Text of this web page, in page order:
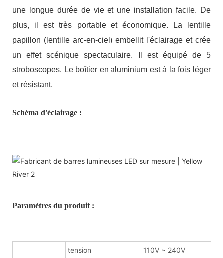
une longue durée de vie et une installation facile. De
plus, il est très portable et économique. La lentille
papillon (lentille arc-en-ciel) embellit l'éclairage et crée
un effet scénique spectaculaire. Il est équipé de 5
stroboscopes. Le boîtier en aluminium est à la fois léger
et résistant.
Schéma d'éclairage :
Paramètres du produit :
tension 110V ~ 240V